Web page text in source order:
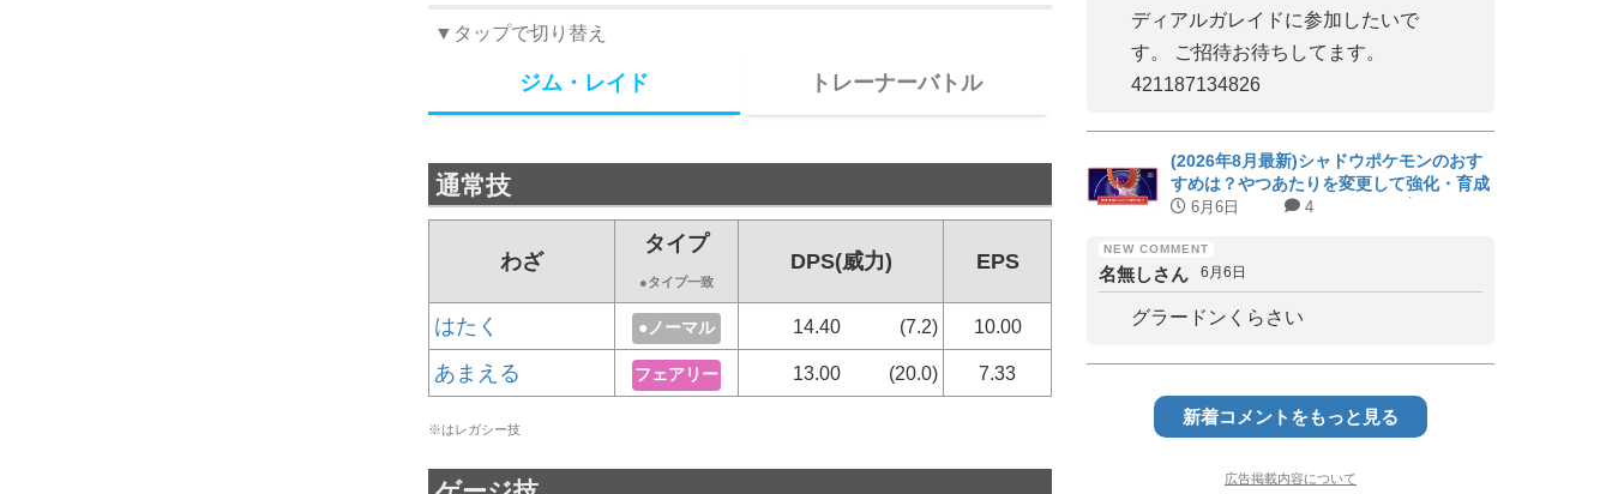
▼タップで切り替え
ジム・レイド
通常技
わざ
タイプ
●タイプ一致
DPS(威力) EPS
はたく ●ノーマル 14.40 (7.2) 10.00
あまえる フェアリー 13.00 (20.0) 7.33
※はレガシー技
トレーナーバトル
タイプ
DPT(威力) EPT
はたく ●ノーマル 2.40 2.00
あまえる フェアリー 4.00
ディアルガレイドに参加したいで
す。 ご招待お待ちしてます。
421187134826
(2026年8月最新)シャドウポケモンのおす
すめは？やつあたりを変更して強化・育成
すべきシャドウポケモンまとめ│次回やつ
6月6日 4
名無しさん 6月6日
グラードンくらさい
新着コメントをもっと見る
広告掲載内容について